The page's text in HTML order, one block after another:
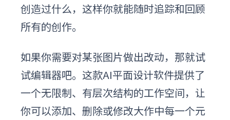
创造过什么，这样你就能随时追踪和回顾
所有的创作。
如果你需要对某张图片做出改动，那就试
试编辑器吧。这款AI平面设计软件提供了
一个无限制、有层次结构的工作空间，让
你可以添加、删除或修改大作中每一个元